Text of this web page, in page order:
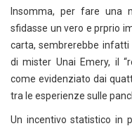
Insomma, per fare una
sfidasse un vero e prprio
carta, sembrerebbe infatti
di mister Unai Emery, il
come evidenziato dai
tra le esperienze sulle
Un incentivo statistico in